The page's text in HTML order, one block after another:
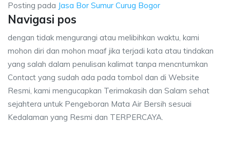
Posting pada Jasa Bor Sumur Curug Bogor
Navigasi pos
dengan tidak mengurangi atau melibihkan waktu, kami
mohon diri dan mohon maaf jika terjadi kata atau tindakan
yang salah dalam penulisan kalimat tanpa mencntumkan
Contact yang sudah ada pada tombol dan di Website
Resmi, kami mengucapkan Terimakasih dan Salam sehat
sejahtera untuk Pengeboran Mata Air Bersih sesuai
Kedalaman yang Resmi dan TERPERCAYA.